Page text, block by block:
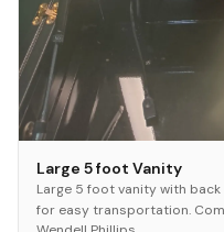
Large 5 foot Vanity
Large 5 foot vanity with
for easy transportation.